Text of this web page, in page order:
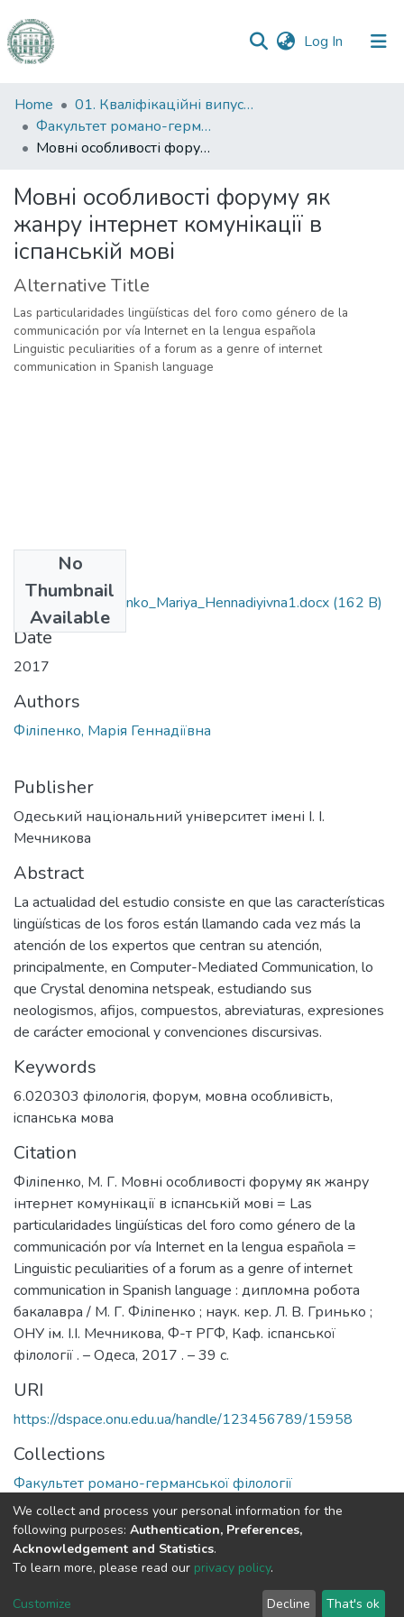
Log In (current)
Communities
&
Collections
Statistics
Home
01. Кваліфікаційні випускні роботи здобувачів вищої освіти
Факультет романо-германської філології
Мовні особливості форуму як жанру інтернет комунікації в іспанській мові
Мовні особливості форуму як
жанру інтернет комунікації в
іспанській мові
Alternative Title
Las particularidades lingüísticas del foro como género de la
communicación por vía Internet en la lengua española
Linguistic peculiarities of a forum as a genre of internet
communication in Spanish language
No
Thumbnail
Available
~$020303_Filipenko_Mariya_Hennadiyivna1.docx (162 B)
Date
2017
Authors
Філіпенко, Марія Геннадіївна
Publisher
Одеський національний університет імені І. І.
Мечникова
Abstract
La actualidad del estudio consiste en que las características
lingüísticas de los foros están llamando cada vez más la
atención de los expertos que centran su atención,
principalmente, en Computer-Mediated Communication, lo
que Crystal denomina netspeak, estudiando sus
neologismos, afijos, compuestos, abreviaturas, expresiones
de carácter emocional y convenciones discursivas.
Keywords
6.020303 філологія, форум, мовна особливість,
iспанська мова
Citation
Філіпенко, М. Г. Мовні особливості форуму як жанру
інтернет комунікації в іспанській мові = Las
particularidades lingüísticas del foro como género de la
communicación por vía Internet en la lengua española =
Linguistic peculiarities of a forum as a genre of internet
communication in Spanish language : дипломна робота
бакалавра / М. Г. Філіпенко ; наук. кер. Л. В. Гринько ;
ОНУ ім. І.І. Мечникова, Ф-т РГФ, Каф. іспанської
філології . – Одеса, 2017 . – 39 с.
URI
https://dspace.onu.edu.ua/handle/123456789/15958
Collections
Факультет романо-германської філології
Full item page
DSpace software copyright © 2009-2026
Cookie
End User
Send
We collect and process your personal information for the
following purposes: Authentication, Preferences,
Acknowledgement and Statistics.
To learn more, please read our privacy policy.
Customize Decline That's ok